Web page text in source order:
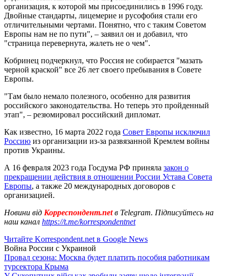
организация, к которой мы присоединились в 1996 году.
Двойные стандарты, лицемерие и русофобия стали его
отличительными чертами. Понятно, что с таким Советом
Европы нам не по пути", – заявил он и добавил, что
"страница перевернута, жалеть не о чем".
Кобринец подчеркнул, что Россия не собирается "мазать
черной краской" все 26 лет своего пребывания в Совете
Европы.
"Там было немало полезного, особенно для развития
российского законодательства. Но теперь это пройденный
этап", – резюмировал российский дипломат.
Как известно, 16 марта 2022 года Совет Европы исключил
Россию из организации из-за развязанной Кремлем войны
против Украины.
А 16 февраля 2023 года Госдума РФ приняла закон о
прекращении действия в отношении России Устава Совета
Европы, а также 20 международных договоров с
организацией.
Новини від Корреспондент.netв Telegram. Підписуйтесь на
наш канал https://t.me/korrespondentnet
Читайте Korrespondent.net в Google News
Война России с Украиной
Провал сезона: Москва будет платить пособия работникам
турсектора Крыма